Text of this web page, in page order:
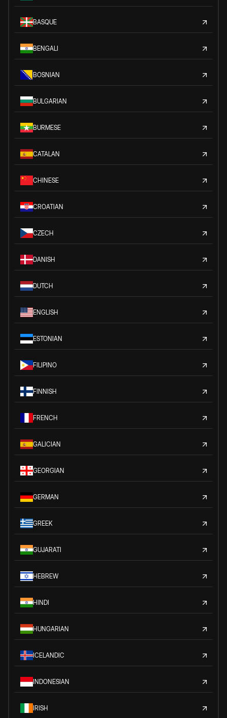
BASQUE
BENGALI
BOSNIAN
BULGARIAN
BURMESE
CATALAN
CHINESE
CROATIAN
CZECH
DANISH
DUTCH
ENGLISH
ESTONIAN
FILIPINO
FINNISH
FRENCH
GALICIAN
GEORGIAN
GERMAN
GREEK
GUJARATI
HEBREW
HINDI
HUNGARIAN
ICELANDIC
INDONESIAN
IRISH